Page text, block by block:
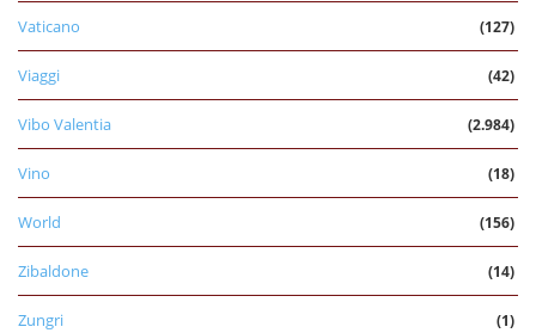
Vaticano (127)
Viaggi (42)
Vibo Valentia (2.984)
Vino (18)
World (156)
Zibaldone (14)
Zungri (1)